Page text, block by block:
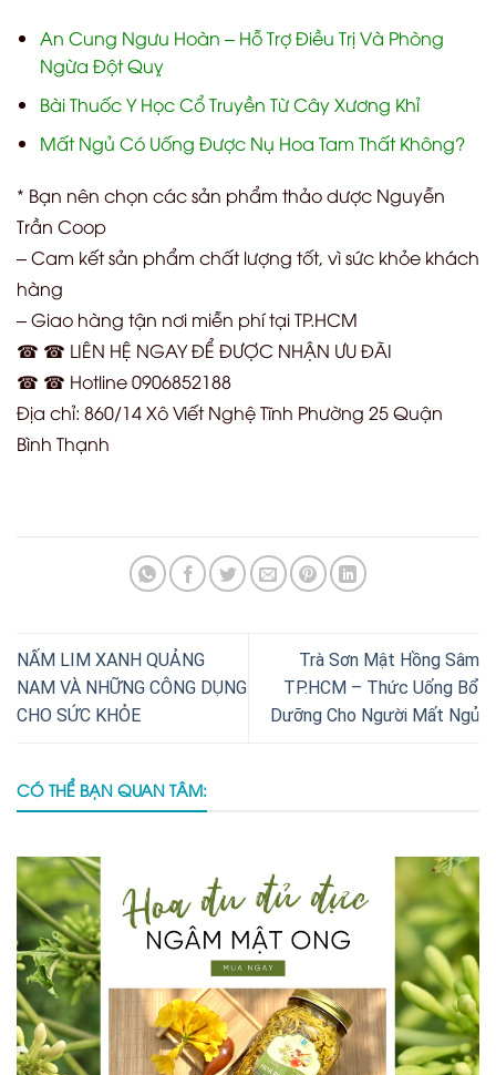
An Cung Ngưu Hoàn – Hỗ Trợ Điều Trị Và Phòng
Ngừa Đột Quỵ
Bài Thuốc Y Học Cổ Truyền Từ Cây Xương Khỉ
Mất Ngủ Có Uống Được Nụ Hoa Tam Thất Không?
* Bạn nên chọn các sản phẩm thảo dược Nguyễn
Trần Coop
– Cam kết sản phẩm chất lượng tốt, vì sức khỏe khách
hàng
– Giao hàng tận nơi miễn phí tại TP.HCM
☎ ☎ LIÊN HỆ NGAY ĐỂ ĐƯỢC NHẬN ƯU ĐÃI
☎ ☎ Hotline 0906852188
Địa chỉ: 860/14 Xô Viết Nghệ Tĩnh Phường 25 Quận
Bình Thạnh
NẤM LIM XANH QUẢNG
NAM VÀ NHỮNG CÔNG DỤNG
CHO SỨC KHỎE
Trà Sơn Mật Hồng Sâm
TP.HCM – Thức Uống Bổ
Dưỡng Cho Người Mất Ngủ
CÓ THỂ BẠN QUAN TÂM: